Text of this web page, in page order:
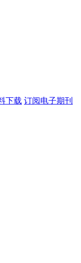
下载 订阅电子期刊